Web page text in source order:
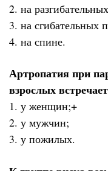
2. на
3. на сгибательных
4. на спине.
Артропатия при
взрослых
1. у женщин;+
2. у мужчин;
3. у пожилых.